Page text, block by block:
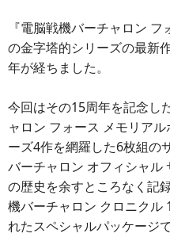
『電脳戦機バーチャロン
の金字塔的シリーズの最新
年が経ちました。
今回はその15周年を記念し
ャロン フォース メモリア
ーズ4作を網羅した6枚組の
バーチャロン オフィシャル
の歴史を余すところなく記
機バーチャロン クロニクル
れたスペシャルパッケージで